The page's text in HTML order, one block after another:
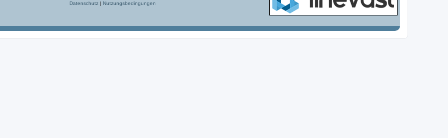
Datenschutz| Nutzungsbedingungen